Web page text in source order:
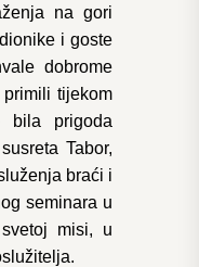
na gori
i goste
dobrome
tijekom
bila prigoda
Tabor,
braći i
seminara u
misi, u